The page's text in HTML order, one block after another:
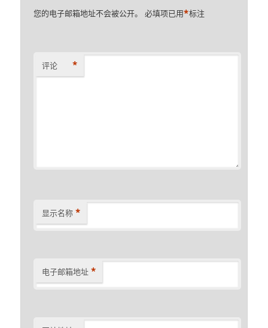
您的电子邮箱地址不会被公开。 必填项已用*标注
评论 *
显示名称 *
电子邮箱地址 *